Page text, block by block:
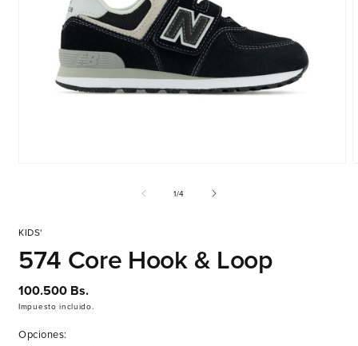
una
modal
1/de
4
KIDS'
574 Core Hook & Loop
Precio
habitual
100.500 Bs.
Impuesto incluido.
Opciones: